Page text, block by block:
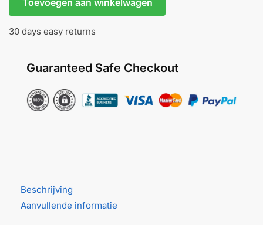
aantal
Toevoegen aan winkelwagen
30 days easy returns
Guaranteed Safe Checkout
Beschrijving
Aanvullende informatie